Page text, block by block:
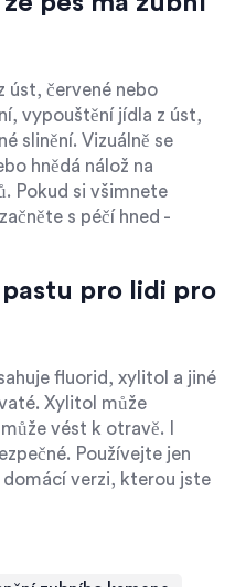
úst, červené nebo
vypouštění jídla z úst,
slinění. Vizuálně se
hnědá nálož na
Pokud si všimnete
s péčí hned -
pro lidi pro
fluorid, xylitol a jiné
Xylitol může
vést k otravě. I
Používejte jen
domácí verzi, kterou jste